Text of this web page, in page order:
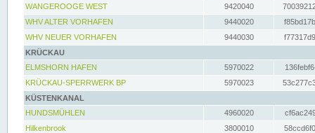
WANGEROOGE WEST
9420040
WHV ALTER VORHAFEN
9440020
WHV NEUER VORHAFEN
9440030
KRÜCKAU
ELMSHORN HAFEN
5970022
KRÜCKAU-SPERRWERK BP
5970023
KÜSTENKANAL
HUNDSMÜHLEN
4960020
Hilkenbrook
3800010